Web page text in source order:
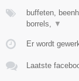
buffeten,
borrels, ▼
Er wordt
Laatste